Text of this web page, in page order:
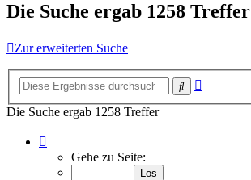
Die Suche ergab 1258 Treffer
Zur erweiterten Suche
Suche
Die Suche ergab 1258 Treffer
von
Gehe zu Seite: